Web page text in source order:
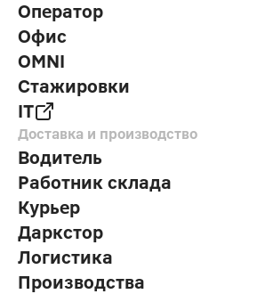
Оператор
Офис
OMNI
Стажировки
IT
Доставка и производство
Водитель
Работник склада
Курьер
Даркстор
Логистика
Производства